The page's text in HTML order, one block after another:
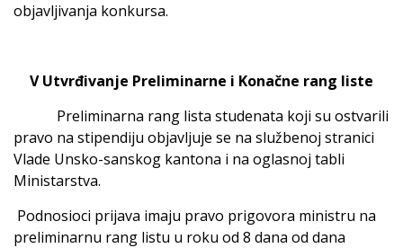
objavljivanja konkursa.
V Utvrđivanje Preliminarne i Konačne rang liste
Preliminarna rang lista studenata koji su ostvarili
pravo na stipendiju objavljuje se na službenoj stranici
Vlade Unsko-sanskog kantona i na oglasnoj tabli
Ministarstva.
Podnosioci prijava imaju pravo prigovora ministru na
preliminarnu rang listu u roku od 8 dana od dana